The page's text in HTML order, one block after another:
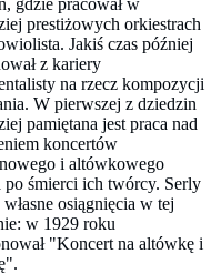
prestiżowych orkiestrach
Jakiś czas później
z kariery
na rzecz kompozycji
W pierwszej z dziedzin
pamiętana jest praca nad
koncertów
i altówkowego
po śmierci ich twórcy. Serly
własne osiągnięcia w tej
w 1929 roku
"Koncert na altówkę i